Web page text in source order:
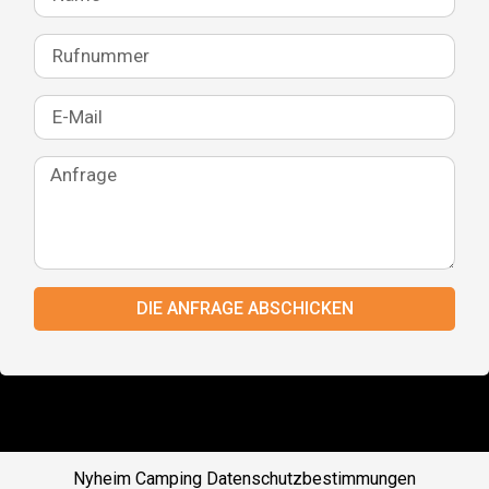
DIE ANFRAGE ABSCHICKEN
Nyheim Camping Datenschutzbestimmungen